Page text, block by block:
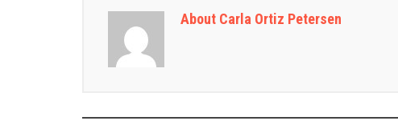
About Carla Ortiz Petersen